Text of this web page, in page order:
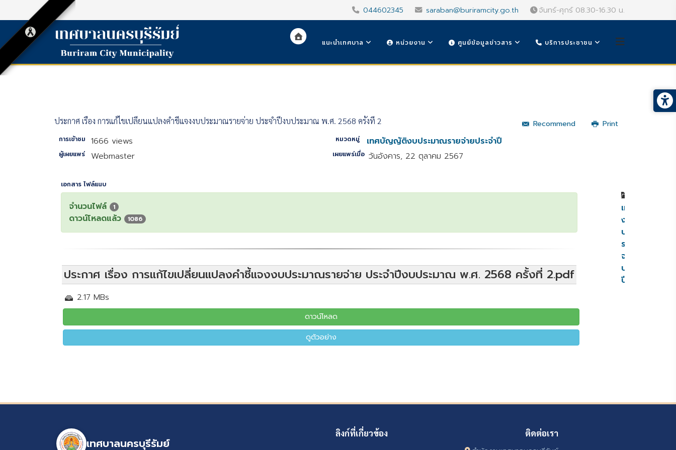
044602345 saraban@buriramcity.go.th จันทร์-ศุกร์ 08.30-16.30 น.
แนะนำเทศบาล หน่วยงาน ศูนย์ข้อมูลข่าวสาร บริการประชาชน
Recommend Print
ประกาศ เรื่อง การแก้ไขเปลี่ยนแปลงคำชี้แจงงบประมาณรายจ่าย ประจำปีงบประมาณ พ.ศ. 2568 ครั้งที่ 2
การเข้าชม 1666 views หมวดหมู่ เทศบัญญัติงบประมาณรายจ่ายประจำปี
ผู้เผยแพร่ Webmaster เผยแพร่เมื่อ วันอังคาร, 22 ตุลาคม 2567
เอกสาร ไฟล์แนบ
จำนวนไฟล์ 1
ดาวน์โหลดแล้ว 1086
ประกาศ เรื่อง การแก้ไขเปลี่ยนแปลงคำชี้แจงงบประมาณรายจ่าย ประจำปีงบประมาณ พ.ศ. 2568 ครั้งที่ 2.pdf
2.17 MBs
ดาวน์โหลด
ดูตัวอย่าง
เทศบัญญัติ
งบ
ประมาณ
ราย
จ่าย
ประจำ
ปี
เทศบาลนครบุรีรัมย์
ลิงก์ที่เกี่ยวข้อง ติดต่อเรา